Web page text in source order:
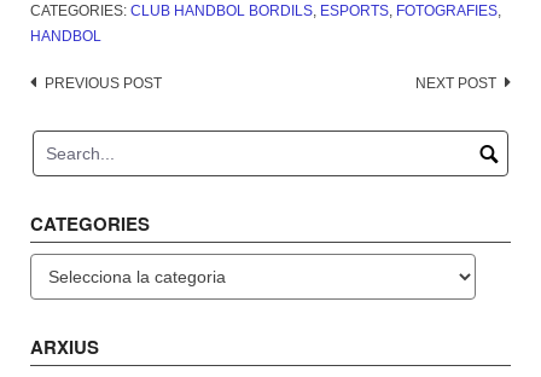
CATEGORIES: CLUB HANDBOL BORDILS ESPORTS FOTOGRAFIES
HANDBOL
Post
PREVIOUS POST NEXT POST
CATEGORIES
ARXIUS